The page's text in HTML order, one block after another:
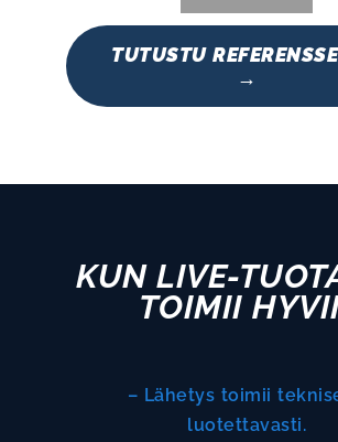
TUTUSTU
→
KUN LIVE-
TOIMII
– Lähetys toimii
luotettavasti.